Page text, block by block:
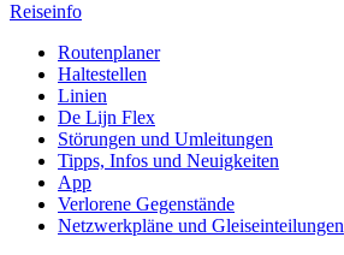
Reiseinfo
Routenplaner
Haltestellen
Linien
De Lijn Flex
Störungen und Umleitungen
Tipps, Infos und Neuigkeiten
App
Verlorene Gegenstände
Netzwerkpläne und Gleiseinteilungen